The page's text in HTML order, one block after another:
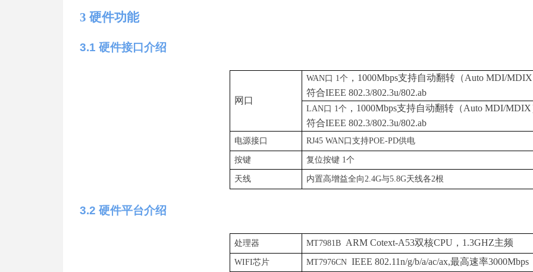
3 硬件功能
3.1 硬件接口介绍
网口
WAN口 1个 ， 1000Mbps支持自动翻转（Auto MDI/MDIX
符合IEEE 802.3/802.3u/802.ab
LAN口 1个 ， 1000Mbps支持自动翻转（Auto MDI/MDIX
符合IEEE 802.3/802.3u/802.ab
电源接口 RJ45 WAN口支持POE-PD供电
按键 复位按键 1个
天线 内置高增益全向2.4G与5.8G天线各2根
3.2 硬件平台介绍
处理器 MT7981B ARM Cotext-A53双核CPU ， 1.3GHZ主频
WIFI芯片 MT7976CN IEEE 802.11n/g/b/a/ac/ax,最高速率3000Mbps